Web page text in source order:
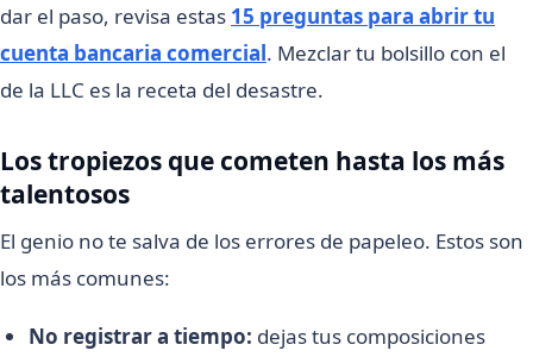
dar el paso, revisa estas 15 preguntas para abrir tu
cuenta bancaria comercial. Mezclar tu bolsillo con el
de la LLC es la receta del desastre.
Los tropiezos que cometen hasta los más
talentosos
El genio no te salva de los errores de papeleo. Estos son
los más comunes:
No registrar a tiempo: dejas tus composiciones